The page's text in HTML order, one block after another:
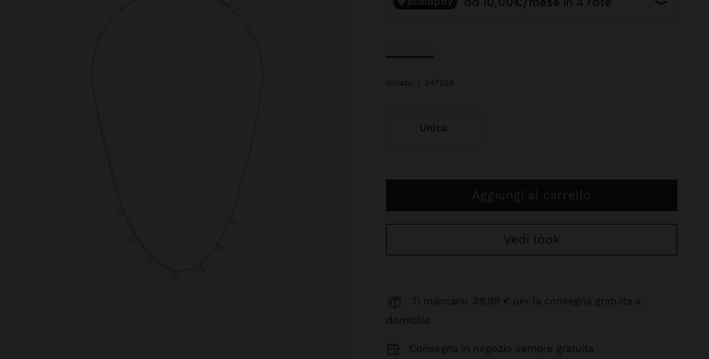
Selezionato
Dorato 247229
Unica
Aggiungi al carrello
Vedi look
Ti mancano 39,99 € per la consegna gratuita a
domicilio
Consegna in negozio sempre gratuita